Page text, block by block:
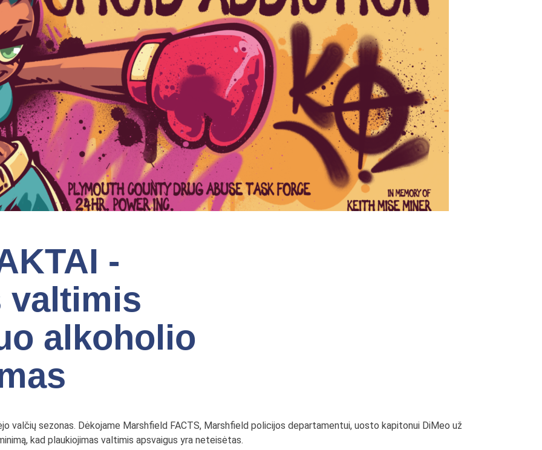
-
valtimis
alkoholio
valčių sezonas. Dėkojame Marshfield FACTS, Marshfield policijos departamentui, uosto kapitonui DiMeo už
kad plaukiojimas valtimis apsvaigus yra neteisėtas.